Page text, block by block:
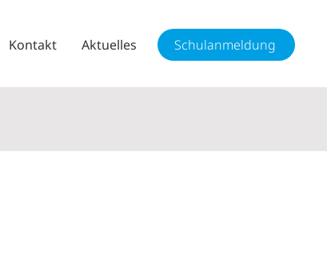
Kontakt Aktuelles Schulanmeldung